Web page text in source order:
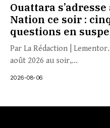
Ouattara s’adresse
Nation ce soir :
questions en
Par La Rédaction |
août 2026 au soir,...
2026-08-06